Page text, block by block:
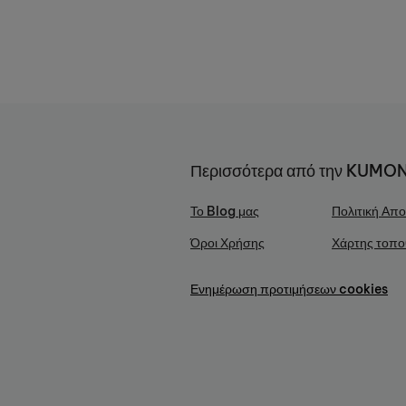
Περισσότερα από την
Το Blog μας
Όροι Χρήσης
Πολιτική
Χάρτης
Ενημέρωση προτιμήσεων cookies